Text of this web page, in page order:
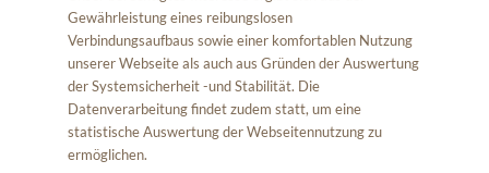
Gewährleistung eines reibungslosen
Verbindungsaufbaus sowie einer komfortablen Nutzung
unserer Webseite als auch aus Gründen der Auswertung
der Systemsicherheit -und Stabilität. Die
Datenverarbeitung findet zudem statt, um eine
statistische Auswertung der Webseitennutzung zu
ermöglichen.